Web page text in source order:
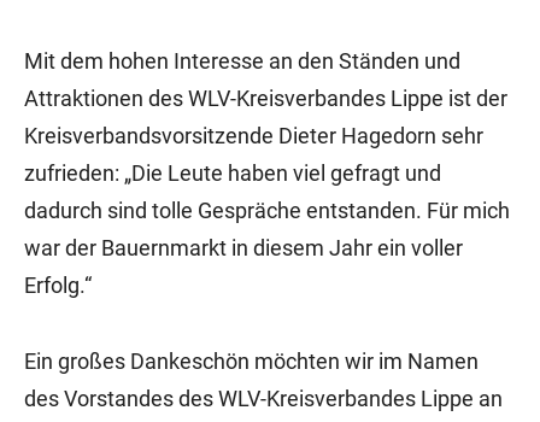
Mit dem hohen Interesse an den Ständen und
Attraktionen des WLV-Kreisverbandes Lippe ist der
Kreisverbandsvorsitzende Dieter Hagedorn sehr
zufrieden: „Die Leute haben viel gefragt und
dadurch sind tolle Gespräche entstanden. Für mich
war der Bauernmarkt in diesem Jahr ein voller
Erfolg.“
Ein großes Dankeschön möchten wir im Namen
des Vorstandes des WLV-Kreisverbandes Lippe an